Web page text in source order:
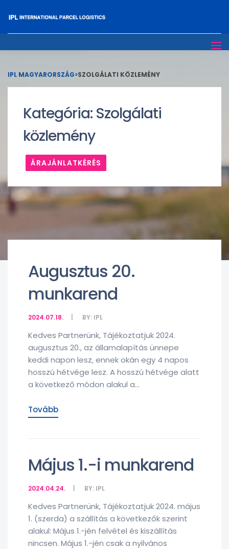
IPL MAGYARORSZÁG>SZOLGÁLATI KÖZLEMÉNY
Kategória: Szolgálati
közlemény
ÁRAJÁNLATKÉRÉS
Augusztus 20.
munkarend
2024.07.18. BY: IPL
Kedves Partnerünk, Tájékoztatjuk 2024.
augusztus 20., az államalapítás ünnepe
keddi napon lesz, ennek okán egy 4 napos
hosszú hétvége lesz. A hosszú hétvége alatt
a következő módon alakul a...
Tovább
Május 1.-i munkarend
2024.04.24. BY: IPL
Kedves Partnerünk, Tájékoztatjuk 2024. május
1. (szerda) a szállítás a következők szerint
alakul: Május 1.-jén felvétel és kiszállítás
nincsen. Május 1.-jén csak a nyilvános